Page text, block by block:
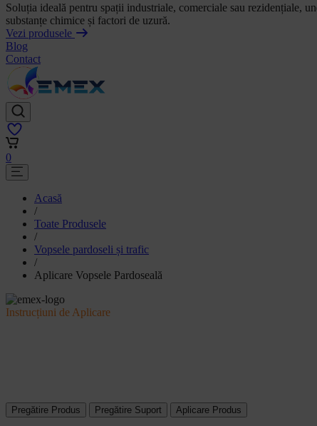
Soluția ideală pentru spații industriale, comerciale sau rezidențiale,
substanțe chimice și factori de uzură.
Vezi produsele
Blog
Contact
0
Acasă
/
Toate Produsele
/
Vopsele pardoseli și trafic
/
Aplicare Vopsele Pardoseală
Instrucțiuni de Aplicare
Pregătire Produs Pregătire Suport Aplicare Produs